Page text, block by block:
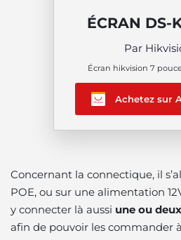
ÉCRAN DS-
Par
Écran hikvision 7
Achetez sur
Concernant la connectique, il
POE, ou sur une alimentation
y connecter là aussi une ou
afin de pouvoir les commander